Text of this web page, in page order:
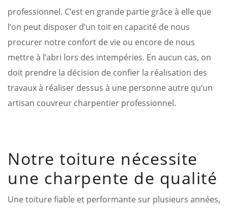
professionnel. C’est en grande partie grâce à elle que
l’on peut disposer d’un toit en capacité de nous
procurer notre confort de vie ou encore de nous
mettre à l’abri lors des intempéries. En aucun cas, on
doit prendre la décision de confier la réalisation des
travaux à réaliser dessus à une personne autre qu’un
artisan couvreur charpentier professionnel.
Notre toiture nécessite
une charpente de qualité
Une toiture fiable et performante sur plusieurs années,